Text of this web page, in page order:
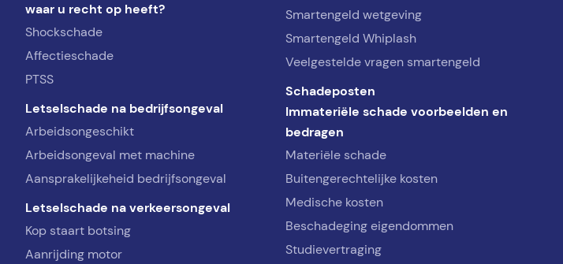
waar u recht op heeft?
Shockschade
Affectieschade
PTSS
Letselschade na bedrijfsongeval
Arbeidsongeschikt
Arbeidsongeval met machine
Aansprakelijkeheid bedrijfsongeval
Letselschade na verkeersongeval
Kop staart botsing
Aanrijding motor
Smartengeld wetgeving
Smartengeld Whiplash
Veelgestelde vragen smartengeld
Schadeposten
Immateriële schade voorbeelden en
bedragen
Materiële schade
Buitengerechtelijke kosten
Medische kosten
Beschadeging eigendommen
Studievertraging